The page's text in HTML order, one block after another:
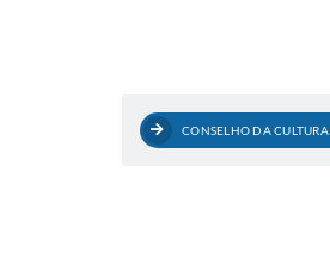
CONSELHO DA CULTURA